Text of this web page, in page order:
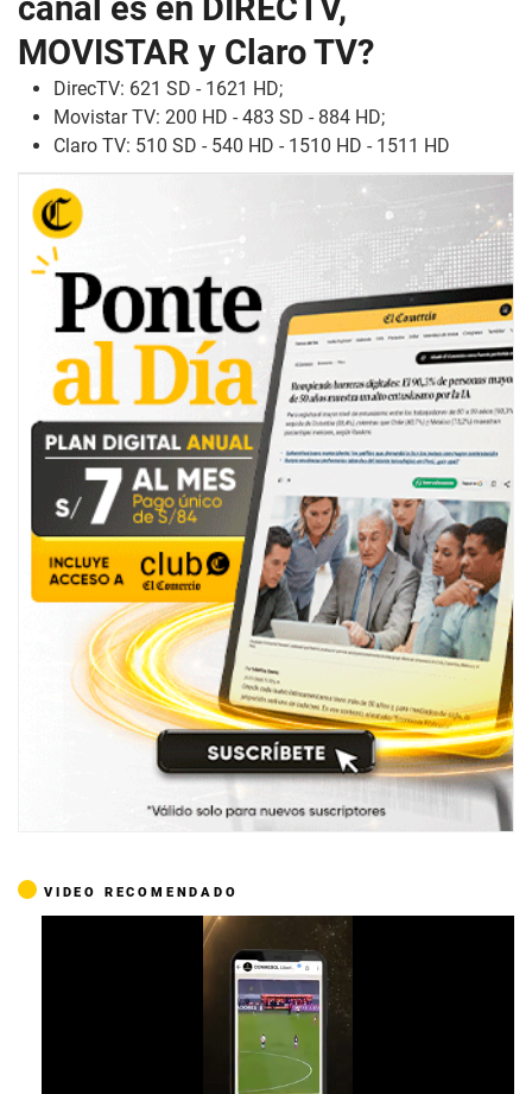
canal es en DIRECTV,
MOVISTAR y Claro TV?
DirecTV: 621 SD - 1621 HD;
Movistar TV: 200 HD - 483 SD - 884 HD;
Claro TV: 510 SD - 540 HD - 1510 HD - 1511 HD
VIDEO RECOMENDADO